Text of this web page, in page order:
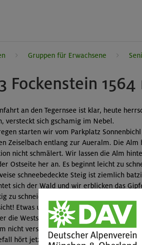
Gruppen für Erwachsene
Fockenstein
an den Tegernsee ist klar, heute
versteckt sich gschamig im Nebel.
starten wir vom Parkplatz
Zeiselbach entlang zur Aueralm. Die Alm
nicht schmälert. Wir lassen die Alm
Ostseite her an. Es beginnt leicht zu
schneebedeckte Steig ist ziemlich
sich der Wald und wir erblicken das
zu schneien und ein eisiger Wind
Etwas unterhalb des Gipfels machen
die Westseite zur Neuhüttenalm ab. Die
nicht versperrt und so kommen wir doch
hört jetzt auf und wir können ohne Nass